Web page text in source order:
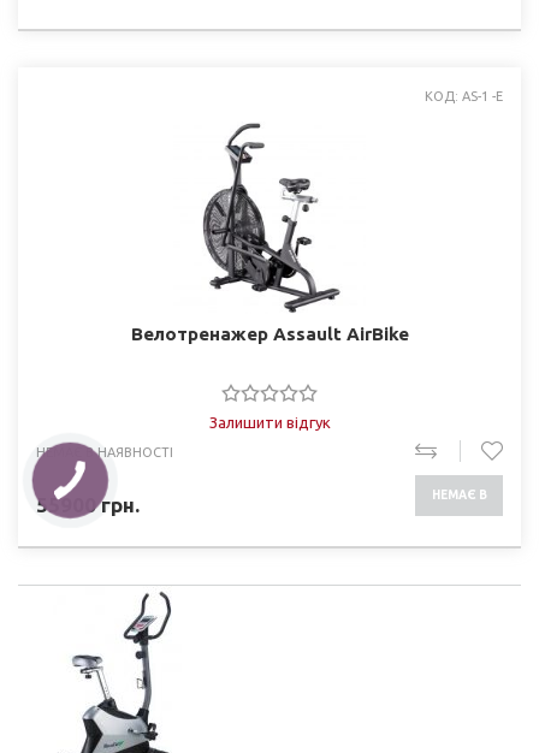
КОД: AS-1 -Е
Велотренажер Assault AirBike
Залишити відгук
НЕМАЄ В НАЯВНОСТІ
55900грн. НЕМАЄ В